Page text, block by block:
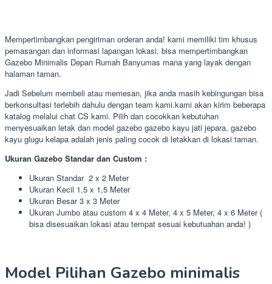
Mempertimbangkan pengiriman orderan anda! kami memiliki tim khusus
pemasangan dan informasi lapangan lokasi, bisa mempertimbangkan
Gazebo Minimalis Depan Rumah Banyumas mana yang layak dengan
halaman taman.
Jadi Sebelum membeli atau memesan, jika anda masih kebingungan bisa
berkonsultasi terlebih dahulu dengan team kami.kami akan kirim beberapa
katalog melalui chat CS kami. Pilih dan cocokkan kebutuhan
menyesuaikan letak dan model gazebo gazebo kayu jati jepara, gazebo
kayu glugu kelapa adalah jenis paling cocok di letakkan di lokasi taman.
Ukuran Gazebo Standar dan Custom :
Ukuran Standar 2 x 2 Meter
Ukuran Kecil 1,5 x 1,5 Meter
Ukuran Besar 3 x 3 Meter
Ukuran Jumbo atau custom 4 x 4 Meter, 4 x 5 Meter, 4 x 6 Meter (
bisa disesuaikan lokasi atau tempat sesuai kebutuahan anda! )
Model Pilihan Gazebo minimalis